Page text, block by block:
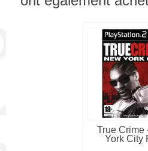
True Crime
York City